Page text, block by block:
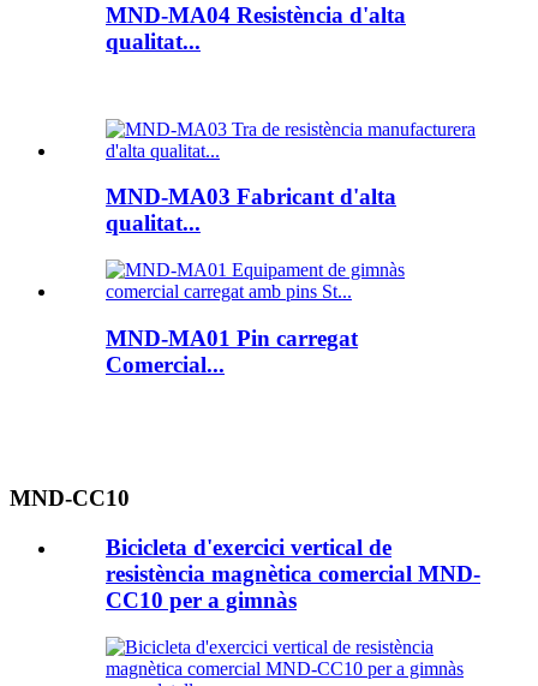
MND-MA04 Resistència d'alta
qualitat...
MND-MA03 Fabricant d'alta
qualitat...
MND-MA01 Pin carregat
Comercial...
MND-CC10
Bicicleta d'exercici vertical de
resistència magnètica comercial MND-
CC10 per a gimnàs